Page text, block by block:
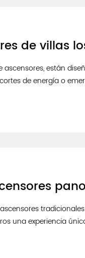
están
de energía o
una experiencia